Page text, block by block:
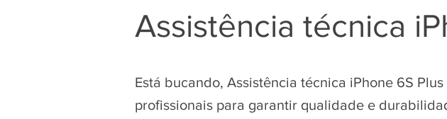
Assistência técnica
Está bucando, Assistência técnica iPhone 6S
profissionais para garantir qualidade e